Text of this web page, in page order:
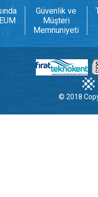
Güvenlik ve
Müşteri
Memnuniyeti
© 2018